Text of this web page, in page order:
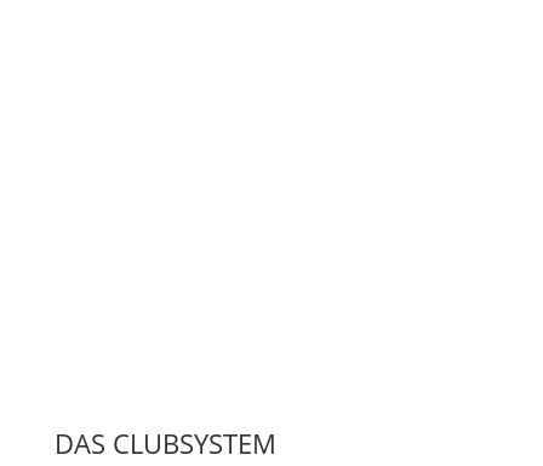
DAS CLUBSYSTEM